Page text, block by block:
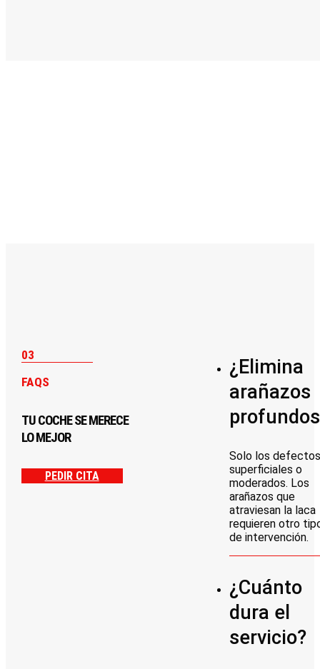
03
FAQS
TU COCHE SE MERECE
LO MEJOR
PEDIR CITA
¿Elimina
arañazos
Solo los defectos
superficiales o
moderados. Los
arañazos que
atraviesan la laca
requieren otro
de intervención.
¿Cuánto
dura el
servicio?